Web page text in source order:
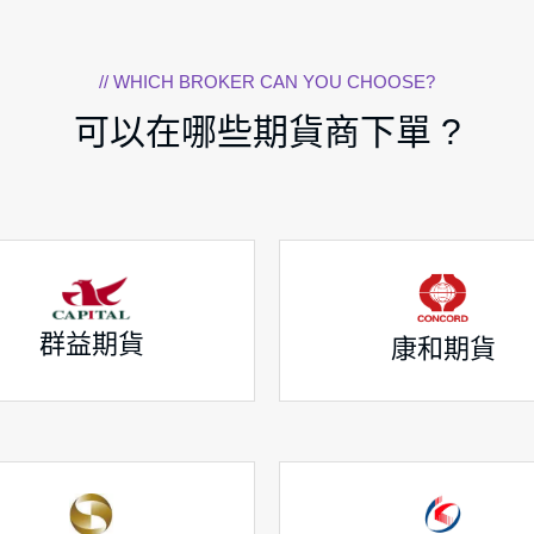
// WHICH BROKER CAN YOU CHOOSE?
可以在哪些期貨商下單 ?
群益期貨 康和期貨